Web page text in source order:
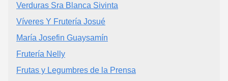
Verduras Sra Blanca Sivinta
Víveres Y Frutería Josué
María Josefin Guaysamín
Frutería Nelly
Frutas y Legumbres de la Prensa